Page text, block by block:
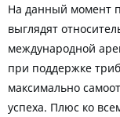
На данный момент
выглядят
международной
при поддержке
максимально
успеха. Плюс ко